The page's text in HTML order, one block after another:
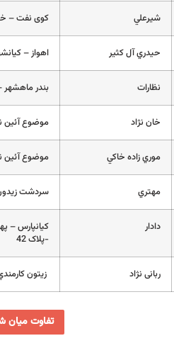
شيرعلي کوی نفت –
حيدري آل كثير اهواز – کيانشهر –
نظارات بندر ماهشهر – فاز 3 – خیابان مصلا –
خان نژاد موضوع آئين
موري زاده خاكي موضوع آئين
مهتري سردشت
دادار
-پلاک 42
ربانی نژاد زيتون
تفاوت میان